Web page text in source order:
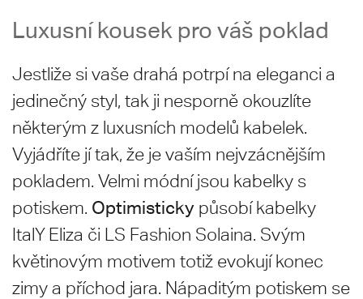
Luxusní kousek pro váš poklad
Jestliže si vaše drahá potrpí na eleganci a
jedinečný styl, tak ji nesporně okouzlíte
některým z luxusních modelů kabelek.
Vyjádříte jí tak, že je vaším nejvzácnějším
pokladem. Velmi módní jsou kabelky s
potiskem. Optimisticky působí kabelky
ItalY Eliza či LS Fashion Solaina. Svým
květinovým motivem totiž evokují konec
zimy a příchod jara. Nápaditým potiskem se